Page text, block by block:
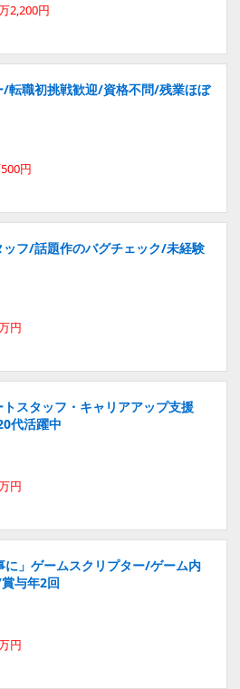
2,200円
転職初挑戦歓迎/資格不問/残業ほぼ
円
ッフ/話題作のバグチェック/未経験
円
スタッフ・キャリアアップ支援
代活躍中
円
」ゲームスクリプター/ゲーム内
与年2回
円